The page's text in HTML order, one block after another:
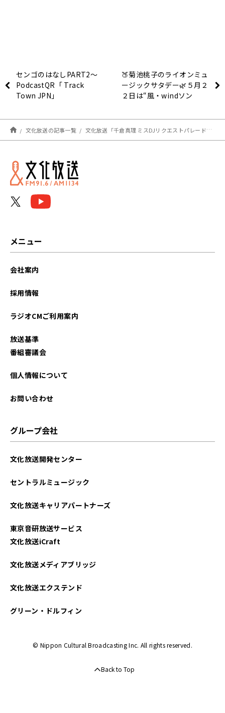
センゴのはなしPART2～
PodcastQR「 Track
Town JPN」
🍑菊池桃子のライオンミュ
ージックサタデー🌿５月２
２日は“風・windソン
文化放送の記事一覧 文化放送「千倉真理 ミスDJリクエストパレード」5/23 オンエアリスト
メニュー
会社案内
採用情報
ラジオCMご利用案内
放送基準
番組審議会
個人情報について
お問い合わせ
グループ会社
文化放送開発センター
セントラルミュージック
文化放送キャリアパートナーズ
東京音研放送サービス
文化放送iCraft
文化放送メディアブリッジ
文化放送エクステンド
グリーン・ドルフィン
© Nippon Cultural Broadcasting Inc. All rights reserved.
Back to Top